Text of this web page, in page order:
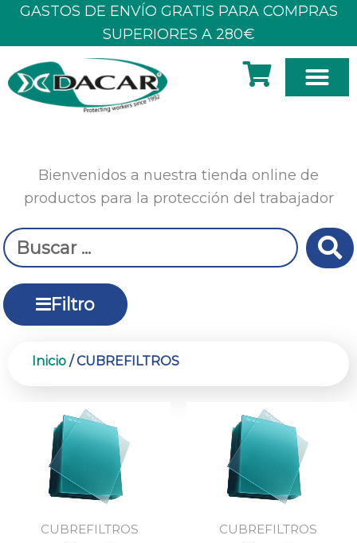
GASTOS DE ENVÍO GRATIS PARA COMPRAS
SUPERIORES A 280€
Bienvenidos a nuestra tienda online de
productos para la protección del trabajador
Filtro
Search
...
Inicio / CUBREFILTROS
CUBREFILTROS34,33€
CUBREFILTROS